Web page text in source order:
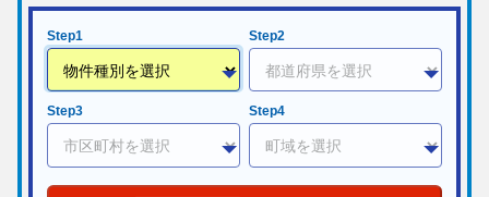
Step1 Step2
Step3 Step4